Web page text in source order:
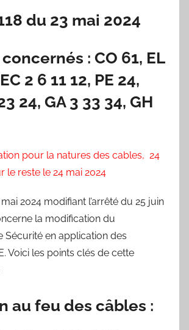
du 23 mai 2024
: CO 61, EL
2 6 11 12, PE 24,
24, GA 3 33 34, GH
pour la natures des cables, 24
le reste le 24 mai 2024
mai 2024 modifiant l’arrêté du 25 juin
la modification du
Sécurité en application des
Voici les points clés de cette
au feu des câbles :